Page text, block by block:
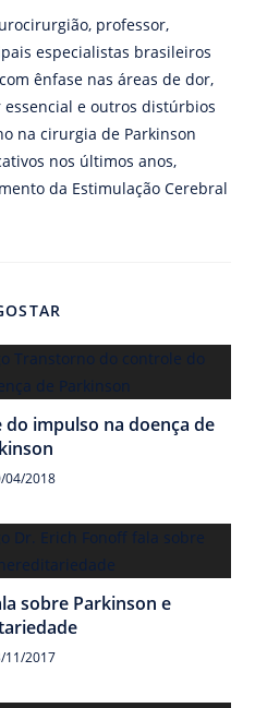
professor,
especialistas brasileiros
ênfase nas áreas de dor,
e outros distúrbios
na cirurgia de Parkinson
nos últimos anos,
da Estimulação Cerebral
impulso na doença de
04/2018
sobre Parkinson e
11/2017